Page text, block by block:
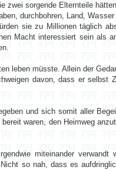
zwei sorgende Elternteile
durchbohren, Land,
sie zu Millionen täglich
Macht interessiert sein als
leben müsste. Allein der
davon, dass er
und sich somit aller
waren, den Heimweg
miteinander
so nah, dass es